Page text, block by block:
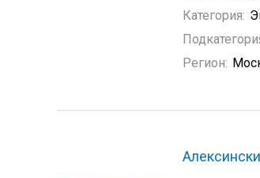
Категория:
Регион: